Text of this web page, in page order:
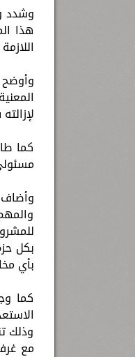
وشدد
هذا
كما
بكل
بأي
كما
وذلك
مع